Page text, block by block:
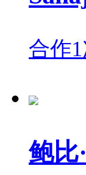
合作
鲍比